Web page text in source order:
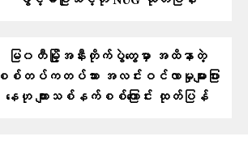
မြ၀တီမြို့အနီးတိုက်ပွဲတွေမှာ အထိနာတဲ့
စစ်တပ်ကတပ်သား အလင်းဝင်လာမှုများပြား
နေဟု ကျားသစ်နက်စစ်ကြောင်း ထုတ်ပြန်